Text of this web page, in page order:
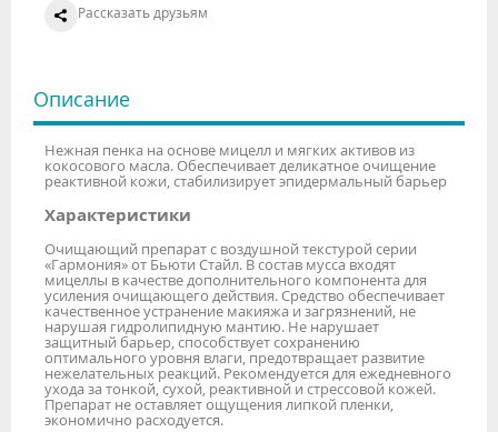
Рассказать друзьям
Описание
Нежная пенка на основе мицелл и мягких активов из
кокосового масла. Обеспечивает деликатное очищение
реактивной кожи, стабилизирует эпидермальный барьер
Характеристики
Очищающий препарат с воздушной текстурой серии
«Гармония» от Бьюти Стайл. В состав мусса входят
мицеллы в качестве дополнительного компонента для
усиления очищающего действия. Средство обеспечивает
качественное устранение макияжа и загрязнений, не
нарушая гидролипидную мантию. Не нарушает
защитный барьер, способствует сохранению
оптимального уровня влаги, предотвращает развитие
нежелательных реакций. Рекомендуется для ежедневного
ухода за тонкой, сухой, реактивной и стрессовой кожей.
Препарат не оставляет ощущения липкой пленки,
экономично расходуется.